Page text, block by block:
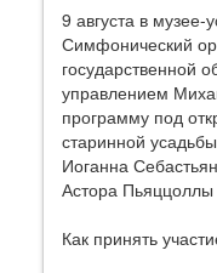
9 августа в
Симфонический
государственной
управлением
программу под
старинной
Иоганна
Астора Пьяццоллы
Как принять